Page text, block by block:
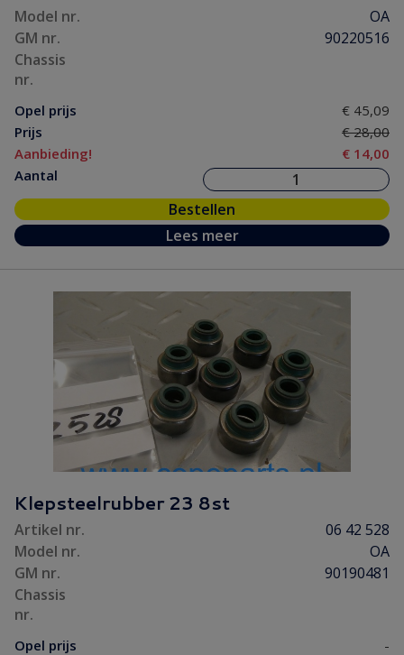
Model nr.
OA
GM nr.
90220516
Chassis
nr.
Opel prijs
€ 45,09
Prijs
€ 28,00
Aanbieding!
€ 14,00
Aantal
Bestellen
Lees meer
Klepsteelrubber 23 8st
Artikel nr.
06 42 528
Model nr.
OA
GM nr.
90190481
Chassis
nr.
Opel prijs
-